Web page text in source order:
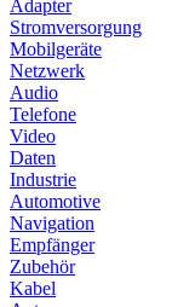
Adapter
Stromversorgung
Mobilgeräte
Netzwerk
Audio
Telefone
Video
Daten
Industrie
Automotive
Navigation
Empfänger
Zubehör
Kabel